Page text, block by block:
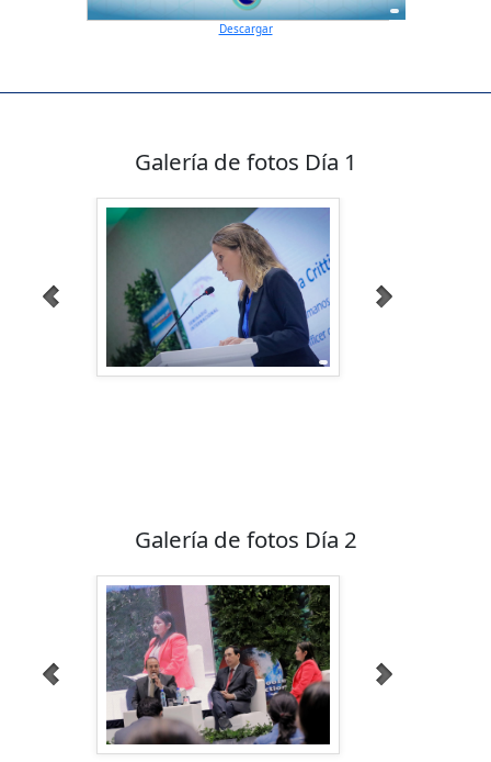
Descargar
Galería de fotos Día 1
Galería de fotos Día 2